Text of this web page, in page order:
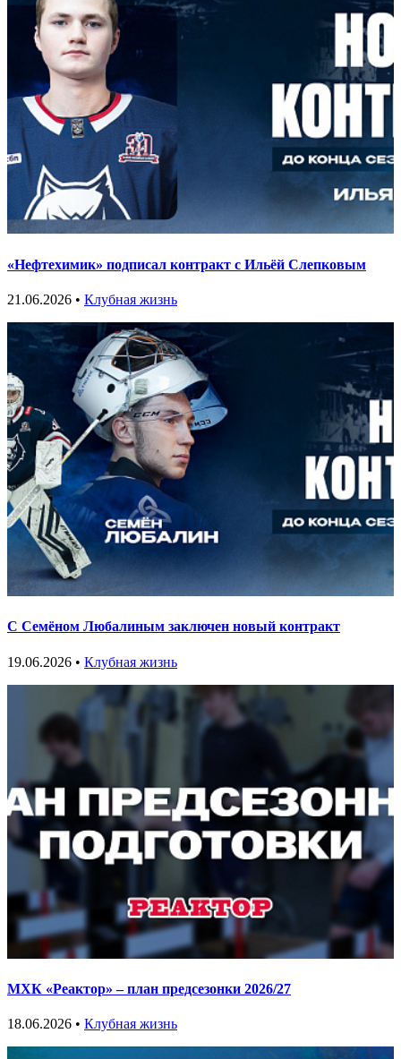
«Нефтехимик» подписал контракт с Ильёй Слепковым
21.06.2026 • Клубная жизнь
С Семёном Любалиным заключен новый контракт
19.06.2026 • Клубная жизнь
МХК «Реактор» – план предсезонки 2026/27
18.06.2026 • Клубная жизнь